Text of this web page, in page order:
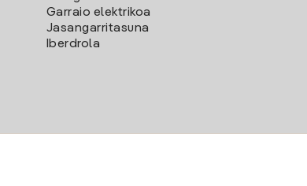
Garraio elektrikoa
Jasangarritasuna
Iberdrola